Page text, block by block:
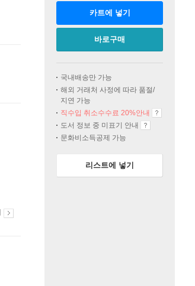
카트에 넣기
바로구매
국내배송만 가능
해외 거래처 사정에 따라 품절/
지연 가능
직수입 취소수수료 20%안내
도서 정보 중 미표기 안내
문화비소득공제 가능
리스트에 넣기